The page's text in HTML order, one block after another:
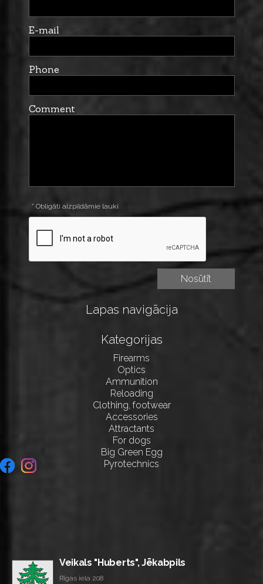
E-mail
Phone
Comment
* Obligāti aizpildāmie lauki
Lapas navigācija
Kategorijas
Firearms
Optics
Ammunition
Reloading
Clothing, footwear
Accessories
Attractants
For dogs
Big Green Egg
Pyrotechnics
Veikals "Huberts", Jēkabpils
Rīgas iela 208